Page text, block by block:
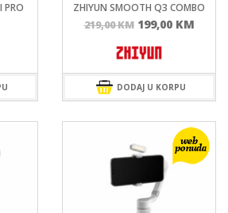
PRO
ZHIYUN SMOOTH Q3 COMBO
219,00KM Izvorna
bila
je:
219,00 KM.
199,00 KM
DODAJ U KORPU